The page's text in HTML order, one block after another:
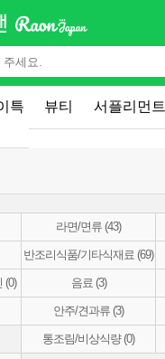
특
뷰티 서플리먼트
라면/면류 (43)
반조리식품/기타식재료 (69)
(0) 음료 (3)
안주/견과류 (3)
통조림/비상식량 (0)